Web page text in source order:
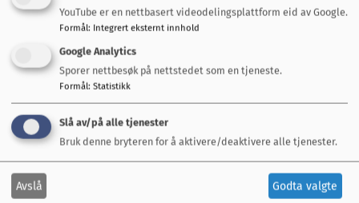
Fant du det du lette etter?
Ja Nei
YouTube er en nettbasert videodelingsplattform eid av Google.
Formål: Integrert eksternt innhold
Google Analytics
Sporer nettbesøk på nettstedet som en tjeneste.
Formål: Statistikk
Slå av/på alle tjenester
Bruk denne bryteren for å aktivere/deaktivere alle tjenester.
Avslå Godta valgte